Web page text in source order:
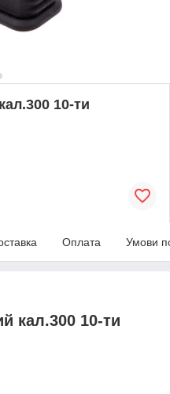
10-ти
Оплата Умови
кал.300 10-ти